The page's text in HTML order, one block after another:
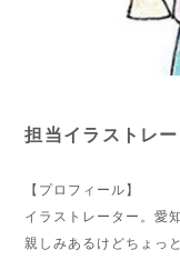
担当イラスト
【プロフィール】
イラストレーター。愛
親しみあるけどちょっ